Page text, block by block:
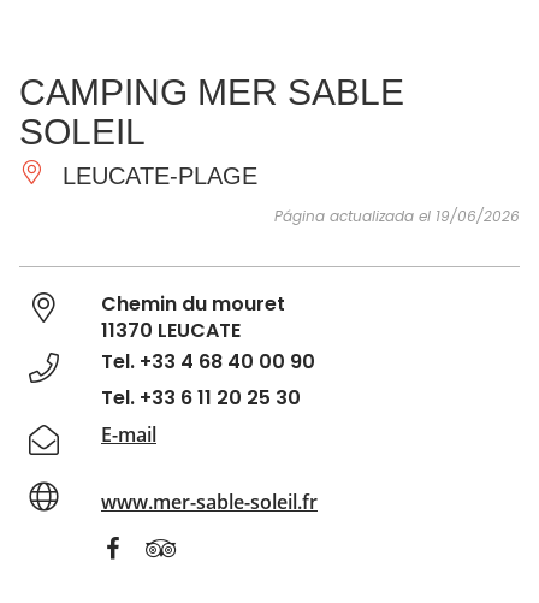
IMPRESCINDIBLES
HACER
INSPIRACIONES
CAMPING MER SABLE
SOLEIL
LEUCATE-PLAGE
Página actualizada el 19/06/2026
Chemin du mouret
11370 LEUCATE
Tel. +33 4 68 40 00 90
Tel. +33 6 11 20 25 30
E-mail
www.mer-sable-soleil.fr